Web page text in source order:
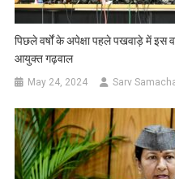
पिछले वर्षों के अपेक्षा पहले पखवाड़े में इस
आयुक्त गढ़वाल
May 24, 2024 Sarv